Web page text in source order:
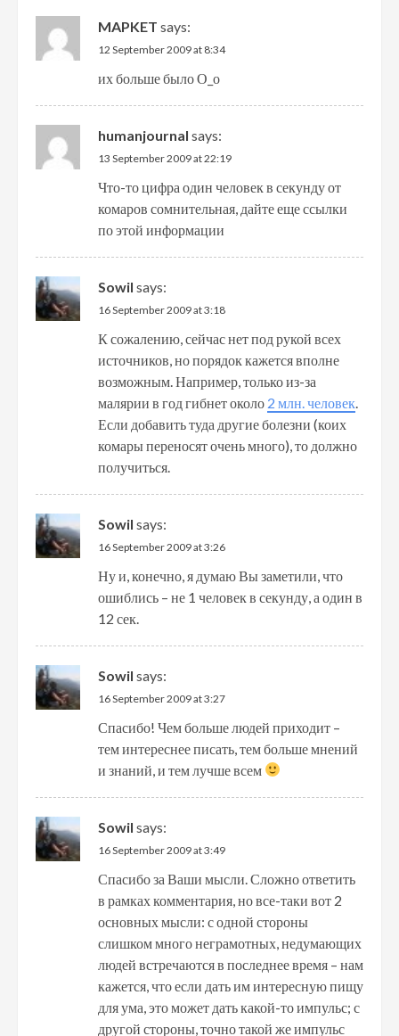
MAPKET says:
12 September 2009 at 8:34
их больше было О_о
humanjournal says:
13 September 2009 at 22:19
Что-то цифра один человек в секунду от
комаров сомнительная, дайте еще ссылки
по этой информации
Sowil says:
16 September 2009 at 3:18
К сожалению, сейчас нет под рукой всех
источников, но порядок кажется вполне
возможным. Например, только из-за
малярии в год гибнет около 2 млн. человек.
Если добавить туда другие болезни (коих
комары переносят очень много), то должно
получиться.
Sowil says:
16 September 2009 at 3:26
Ну и, конечно, я думаю Вы заметили, что
ошиблись – не 1 человек в секунду, а один в
12 сек.
Sowil says:
16 September 2009 at 3:27
Спасибо! Чем больше людей приходит –
тем интереснее писать, тем больше мнений
и знаний, и тем лучше всем
Sowil says:
16 September 2009 at 3:49
Спасибо за Ваши мысли. Сложно ответить
в рамках комментария, но все-таки вот 2
основных мысли: с одной стороны
слишком много неграмотных, недумающих
людей встречаются в последнее время – нам
кажется, что если дать им интересную пищу
для ума, это может дать какой-то импульс; с
другой стороны, точно такой же импульс